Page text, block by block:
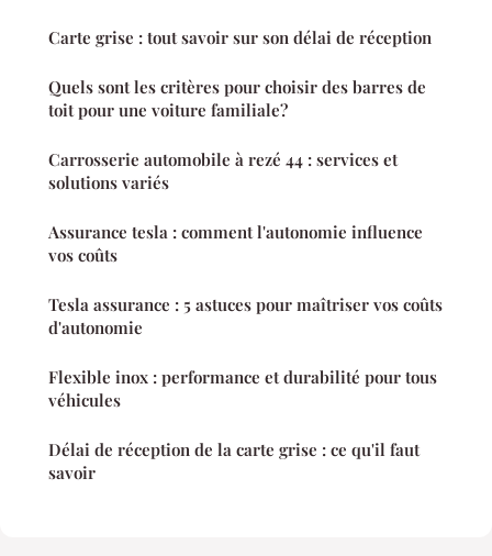
Carte grise : tout savoir sur son délai de réception
Quels sont les critères pour choisir des barres de
toit pour une voiture familiale?
Carrosserie automobile à rezé 44 : services et
solutions variés
Assurance tesla : comment l'autonomie influence
vos coûts
Tesla assurance : 5 astuces pour maîtriser vos coûts
d'autonomie
Flexible inox : performance et durabilité pour tous
véhicules
Délai de réception de la carte grise : ce qu'il faut
savoir